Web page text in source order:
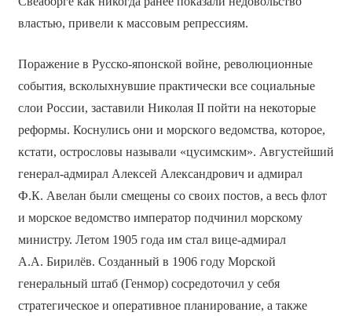
властью, привели к массовым репрессиям.
Поражение в Русско-японской войне, революционные
события, всколыхнувшие практически все социальные
слои России, заставили Николая II пойти на некоторые
реформы. Коснулись они и морского ведомства, которое,
кстати, острословы называли «цусимским». Августейший
генерал-адмирал Алексей Александрович и адмирал
Ф.К. Авелан были смещены со своих постов, а весь флот
и морское ведомство император подчинил морскому
министру. Летом 1905 года им стал вице-адмирал
А.А. Бирилёв. Созданный в 1906 году Морской
генеральный штаб (Генмор) сосредоточил у себя
стратегическое и оперативное планирование, а также